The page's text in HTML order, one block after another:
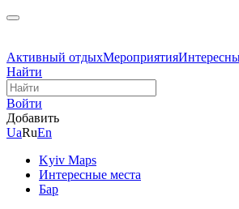
Активный отдыхМероприятия
Найти
Войти
Добавить
UaRuEn
Kyiv Maps
Интересные места
Бар